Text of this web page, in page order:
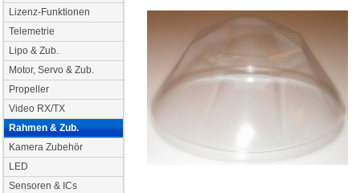
Lizenz-Funktionen
Telemetrie
Lipo & Zub.
Motor, Servo & Zub.
Propeller
Video RX/TX
Rahmen & Zub.
Kamera Zubehör
LED
Sensoren & ICs